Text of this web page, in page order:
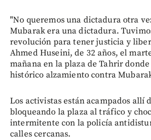
"No queremos una dictadura otra
Mubarak era una dictadura.
revolución para tener justicia y
Ahmed Huseini, de 32 años, el
mañana en la plaza de Tahrir
histórico alzamiento contra
Los activistas están acampados allí
bloqueando la plaza al tráfico y
intermitente con la policía
calles cercanas.